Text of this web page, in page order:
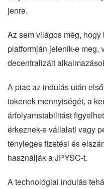
jenre.
Az sem világos még,
platformján jelenik-e meg,
decentralizált
A piac az indulás után
tokenek mennyiségét, a
árfolyamstabilitást
érkeznek-e vállalati vagy
tényleges fizetési és
használják a JPYSC-t.
A technológiai indulás